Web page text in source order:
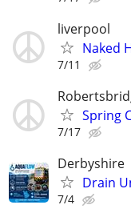
liverpool
Naked
7/11
Spring
7/17
Derbyshire
Drain
7/4